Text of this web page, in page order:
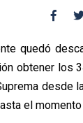
quedó
obtener los
desde
el momento